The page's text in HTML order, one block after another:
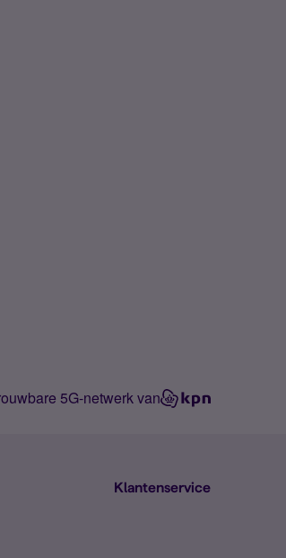
5G-netwerk van
Klantenservice